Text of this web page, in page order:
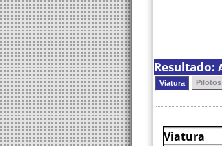
Resultado:
Viatura Pilotos
Viatura